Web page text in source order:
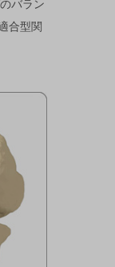
バラン
合型関